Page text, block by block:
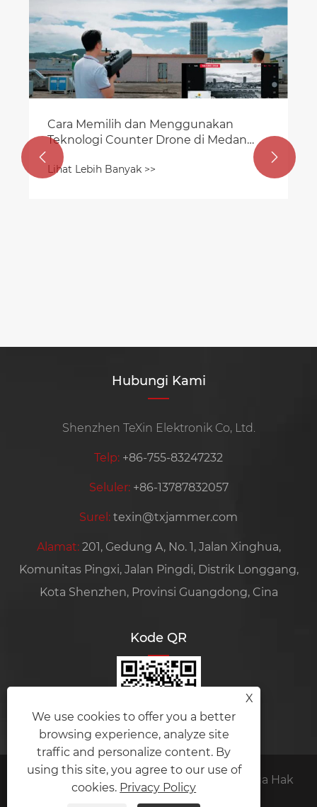
Cara Memilih dan Menggunakan
Teknologi Counter Drone di Medan
dan Kondisi Cuaca yang Menantang
Lihat Lebih Banyak >>
 
Hubungi Kami
Shenzhen TeXin Elektronik Co, Ltd.
Telp: +86-755-83247232
Seluler: +86-13787832057
Surel: texin@txjammer.com
Alamat: 201, Gedung A, No. 1, Jalan Xinghua,
Komunitas Pingxi, Jalan Pingdi, Distrik Longgang,
Kota Shenzhen, Provinsi Guangdong, Cina
Kode QR
Hak Cipta © 2024 Amplifier module Semua Hak
Dilindungi Undang-undang.
X
We use cookies to offer you a better
browsing experience, analyze site
traffic and personalize content. By
using this site, you agree to our use of
cookies. Privacy Policy